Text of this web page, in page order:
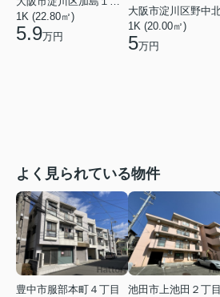
1K (22.80㎡)
5.9万円
1K (20.00㎡)
5万円
よく見られている物件
豊中市服部本町４丁目
池田市上池田２丁目